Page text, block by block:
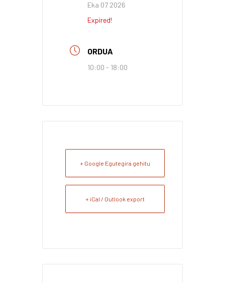
Eka 07 2026
Expired!
ORDUA
10:00 - 18:00
+ Google Egutegira gehitu
+ iCal / Outlook export